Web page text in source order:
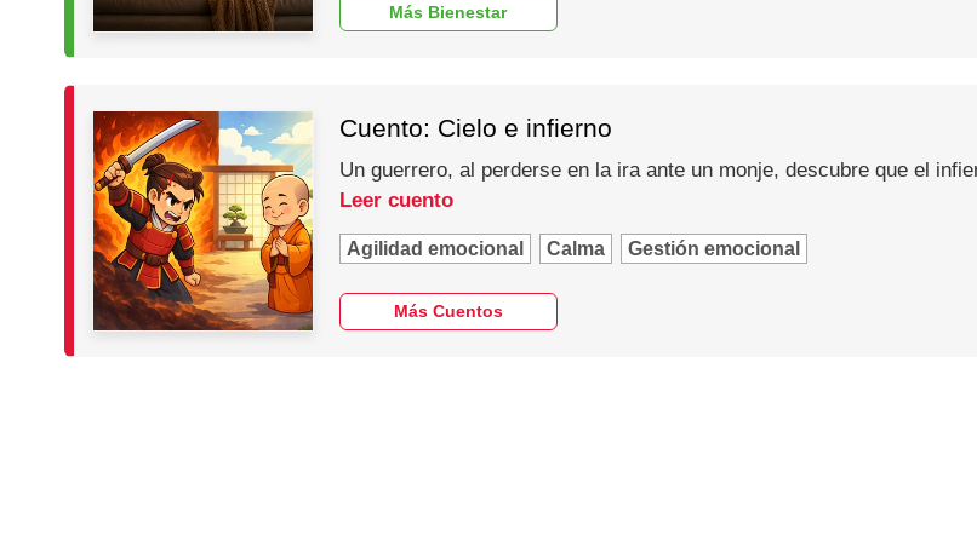
Más Bienestar
Cuento: Cielo e infierno
Un guerrero, al perderse en la ira ante un monje, descubre que el
Leer cuento
Agilidad emocional Calma Gestión emocional
Más Cuentos